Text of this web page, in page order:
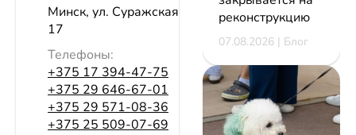
Минск, ул. Суражская, 10, эт. 4, оф.
17
Телефоны:
+375 17 394-47-75
+375 29 646-67-01
+375 29 571-08-36
+375 25 509-07-69
реконструкцию
07.08.2026 | Блог